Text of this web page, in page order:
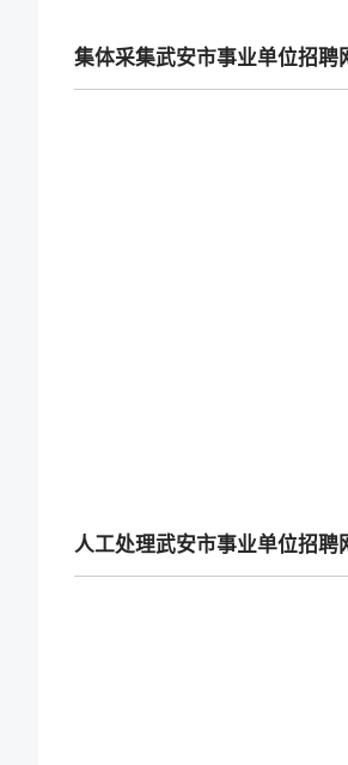
集体采集武安市事业单位招聘
人工处理武安市事业单位招聘